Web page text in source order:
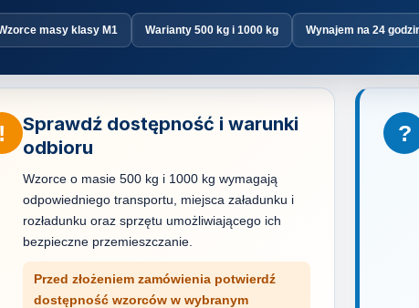
masy klasy M1 Warianty 500 kg i 1000 kg Wynajem na 24
!
Sprawdź dostępność i warunki
odbioru
Wzorce o masie 500 kg i 1000 kg wymagają
odpowiedniego transportu, miejsca załadunku i
rozładunku oraz sprzętu umożliwiającego ich
bezpieczne przemieszczanie.
Przed złożeniem zamówienia potwierdź
dostępność wzorców w wybranym
?